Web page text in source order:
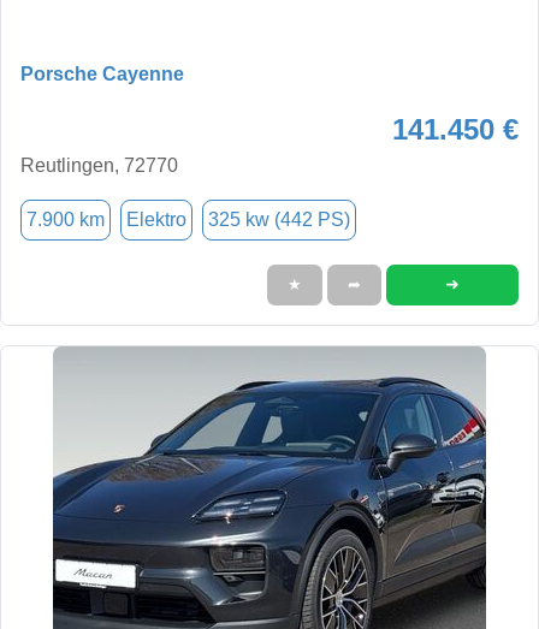
Porsche Cayenne
141.450 €
Reutlingen, 72770
7.900 km Elektro 325 kw (442 PS)
★ ➦ ➜